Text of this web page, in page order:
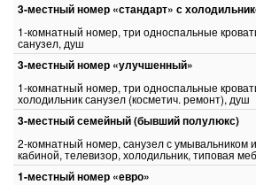
3-местный номер «стандарт» с
1-комнатный номер, три односпальные
санузел, душ
3-местный номер «улучшенный»
1-комнатный номер, три односпальные
холодильник санузел (косметич. ремонт), душ
3-местный семейный (бывший полулюкс)
2-комнатный номер, санузел с умывальником
кабиной, телевизор, холодильник, типовая
1-местный номер «евро»